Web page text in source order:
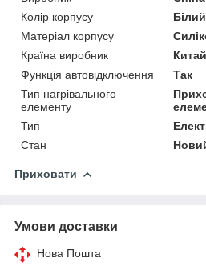
Колір корпусу
Білий
Матеріал корпусу
Країна виробник
Китай
Функція автовідключення
Так
Тип нагрівального
елементу
Тип
Стан
Приховати
Умови доставки
Нова Пошта